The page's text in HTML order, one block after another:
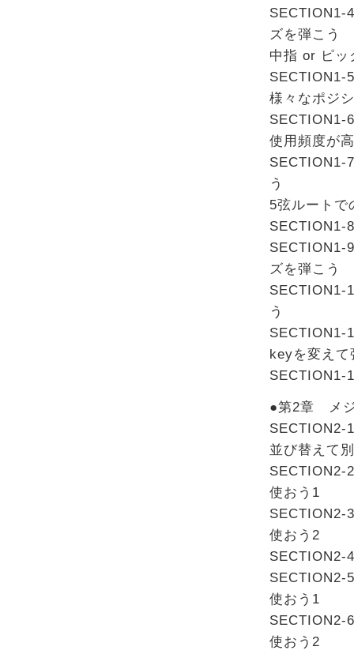
SECTION1-
ズを弾こう
中指 or ピッ
SECTION1-
様々なポジ
SECTION1-
使用頻度が
SECTION1-
う
5弦ルートで
SECTION1-
SECTION1-
ズを弾こう
う
SECTION1-
keyを変えて
SECTION1-
●第2章 メジ
SECTION2-
並び替えて
SECTION2-
使おう1
SECTION2-
使おう2
SECTION2-
SECTION2-
使おう1
SECTION2-
使おう2